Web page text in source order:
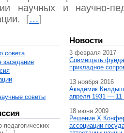
научных и научно-
[…]
совета
заседание
советы
Новости
3 февраля 2017
Совмещать
прикладное
13 ноября 2016
Академик
апреля 1931 — 11
18 июня 2009
Решение X
ассоциации